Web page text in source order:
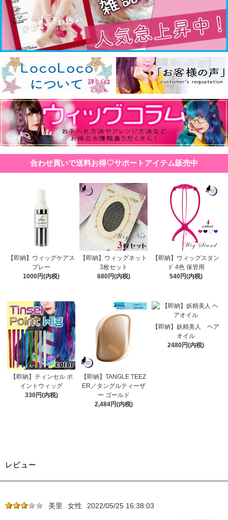
合わせ買いで送料お得♡サポートアイテム販売中
【即納】ウィッグケアス
プレー
1000円(内税)
【即納】ウィッグネット
3枚セット
680円(内税)
【即納】ウィッグスタン
ド 4色 保管用
540円(内税)
【即納】ティンセル ポ
イントウィッグ
330円(内税)
【即納】TANGLE TEEZ
ER／タングルティーザ
ー ゴールド
2,484円(内税)
【即納】妖精美人 ヘア
オイル
2480円(内税)
レビュー
美里 女性 2022/05/25 16:38:03